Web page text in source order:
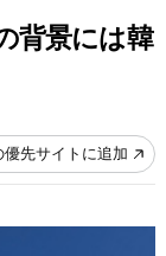
背景には韓
優先サイトに追加